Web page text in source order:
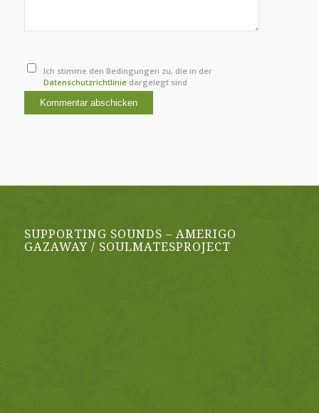
Ich stimme den Bedingungen zu, die in der
Datenschutzrichtlinie dargelegt sind
SUPPORTING SOUNDS – AMERIGO
GAZAWAY / SOULMATESPROJECT